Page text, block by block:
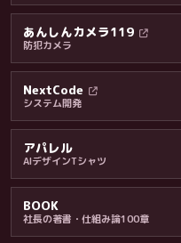
料金・保証・ご案内
あんしんカメラ119
防犯カメラ
NextCode
システム開発
アパレル
AIデザインTシャツ
BOOK
社長の著書・仕組み論100章